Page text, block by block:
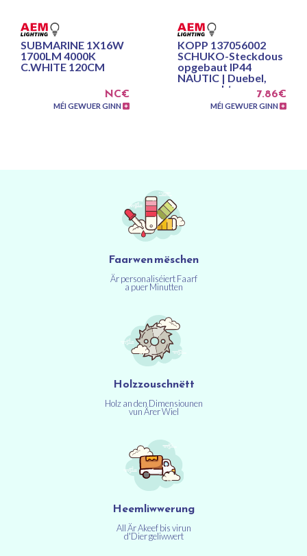
SUBMARINE 1X16W
1700LM 4000K
C.WHITE 120CM
NC€
MÉI GEWUER GINN
KOPP 137056002
SCHUKO-Steckdous
opgebaut IP44
NAUTIC | Duebel,
waagrecht,
Beréierungsschutz,
7.86€
MÉI GEWUER GINN
Faarwen mëschen
Är personaliséiert Faarf
a puer Minutten
Holzzouschnëtt
Holz an den Dimensiounen
vun Ärer Wiel
Heemliwwerung
All Är Akeef bis virun
d'Dier geliwwert